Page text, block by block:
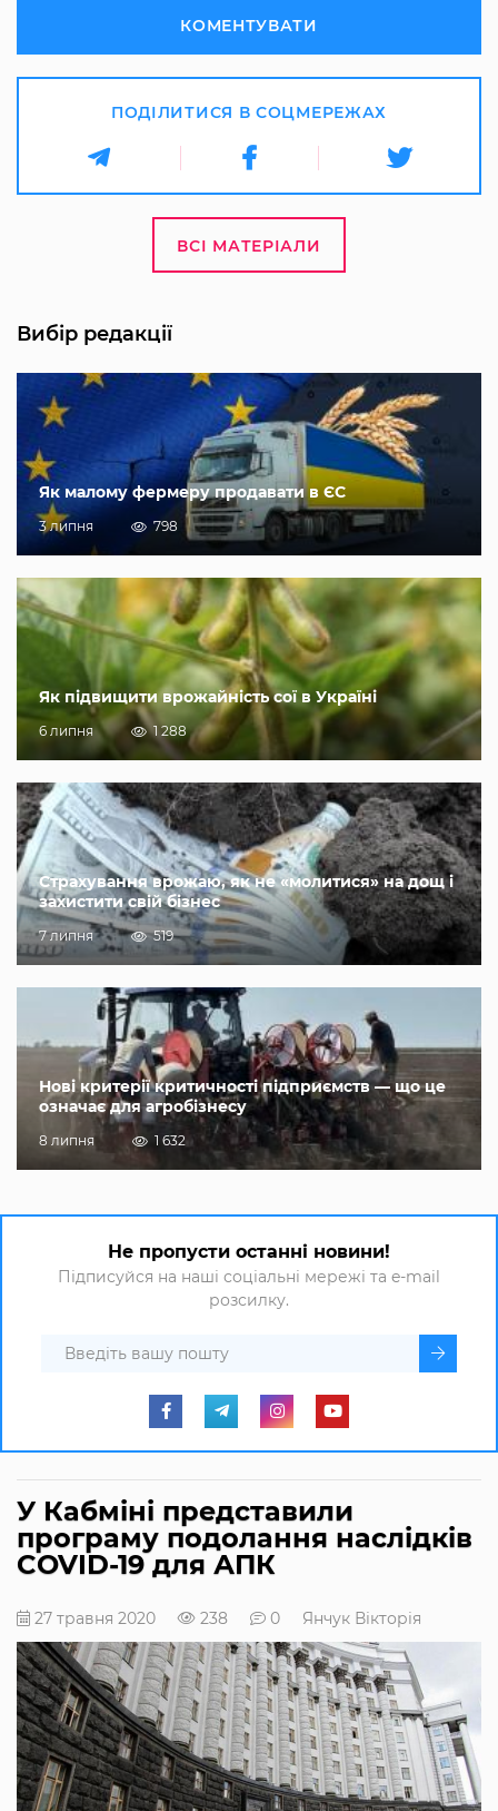
КОМЕНТУВАТИ
ПОДІЛИТИСЯ В СОЦМЕРЕЖАХ
ВСІ МАТЕРІАЛИ
Вибір редакції
Як малому фермеру продавати в ЄС
3 липня 798
Як підвищити врожайність сої в Україні
6 липня 1 288
Страхування врожаю, як не «молитися» на дощ і
захистити свій бізнес
7 липня 519
Нові критерії критичності підприємств — що це
означає для агробізнесу
8 липня 1 632
Не пропусти останні новини!
Підписуйся на наші соціальні мережі та e-mail
розсилку.
У Кабміні представили
програму подолання наслідків
COVID-19 для АПК
27 травня 2020 238 0 Янчук Вікторія